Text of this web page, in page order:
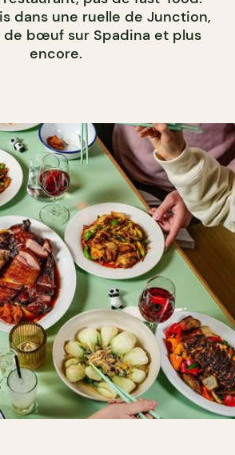
dans une ruelle de Junction,
de bœuf sur Spadina et plus
encore.